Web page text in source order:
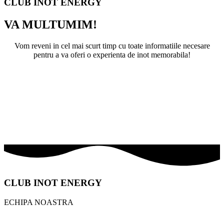
CLUB INOT ENERGY
VA MULTUMIM!
Vom reveni in cel mai scurt timp cu toate informatiile necesare
pentru a va oferi o experienta de inot memorabila!
CLUB INOT ENERGY
ECHIPA NOASTRA